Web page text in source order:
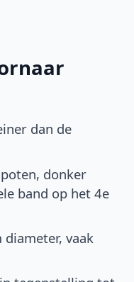
dan de
donker
band op het 4e
vaak